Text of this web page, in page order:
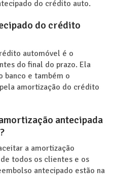
do crédito auto.
do crédito
automóvel é o
do final do prazo. Ela
banco e também o
amortização do crédito
antecipada
a amortização
todos os clientes e os
antecipado estão na